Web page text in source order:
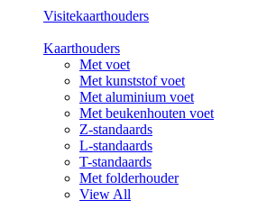
Visitekaarthouders
Kaarthouders
Met voet
Met kunststof voet
Met aluminium voet
Met beukenhouten voet
Z-standaards
L-standaards
T-standaards
Met folderhouder
View All